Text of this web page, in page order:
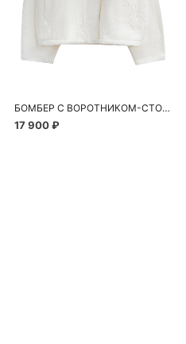
БОМБЕР С ВОРОТНИКОМ-СТОЙКОЙ
17 900 ₽